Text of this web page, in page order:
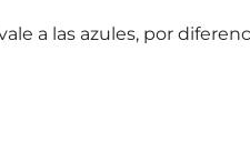
a las azules, por